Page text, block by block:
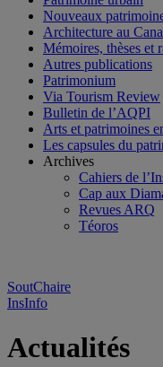
Nouveaux
Architecture au
Mémoires, thèses et
Autres publications
Patrimonium
Via Tourism Review
Bulletin de l’AQPI
Arts et patrimoines
Les capsules du
Archives
Cahiers de
Cap aux
Revues ARQ
Téoros
SoutChaire
InsInfo
Actualités